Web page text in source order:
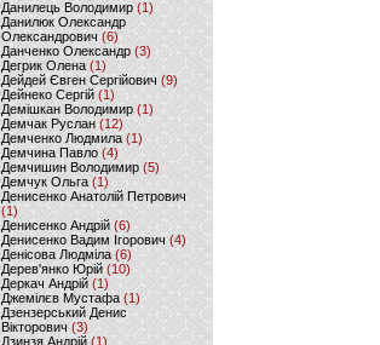
Данилець Володимир(1)
Данилюк Олександр
Олександрович (6)
Данченко Олександр (3)
Дегрик Олена(1)
Дейдей Євген Сергійович(9)
Дейнеко Сергій (1)
Демішкан Володимир(1)
Демчак Руслан (12)
Демченко Людмила (1)
Демчина Павло (4)
Демчишин Володимир (5)
Демчук Ольга(1)
Денисенко Анатолій Петрович
(1)
Денисенко Андрій (6)
Денисенко Вадим Ігорович (4)
Денісова Людміла(6)
Дерев'янко Юрій(10)
Деркач Андрій(1)
Джемілєв Мустафа (1)
Дзензерський Денис
Вікторович (3)
Дзинзя Андрій (1)